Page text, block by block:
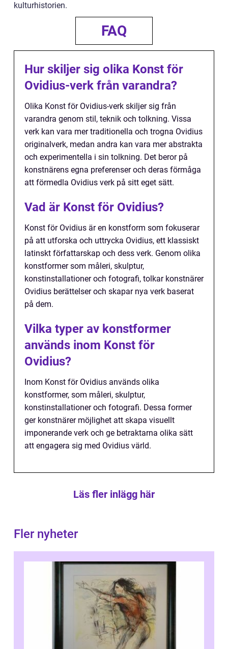
kulturhistorien.
FAQ
Hur skiljer sig olika Konst för
Ovidius-verk från varandra?
Olika Konst för Ovidius-verk skiljer sig från
varandra genom stil, teknik och tolkning. Vissa
verk kan vara mer traditionella och trogna Ovidius
originalverk, medan andra kan vara mer abstrakta
och experimentella i sin tolkning. Det beror på
konstnärens egna preferenser och deras förmåga
att förmedla Ovidius verk på sitt eget sätt.
Vad är Konst för Ovidius?
Konst för Ovidius är en konstform som fokuserar
på att utforska och uttrycka Ovidius, ett klassiskt
latinskt författarskap och dess verk. Genom olika
konstformer som måleri, skulptur,
konstinstallationer och fotografi, tolkar konstnärer
Ovidius berättelser och skapar nya verk baserat
på dem.
Vilka typer av konstformer
används inom Konst för
Ovidius?
Inom Konst för Ovidius används olika
konstformer, som måleri, skulptur,
konstinstallationer och fotografi. Dessa former
ger konstnärer möjlighet att skapa visuellt
imponerande verk och ge betraktarna olika sätt
att engagera sig med Ovidius värld.
Läs fler inlägg här
Fler nyheter